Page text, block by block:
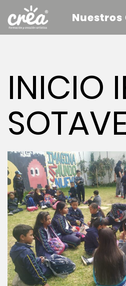
Nuestros
INICIO